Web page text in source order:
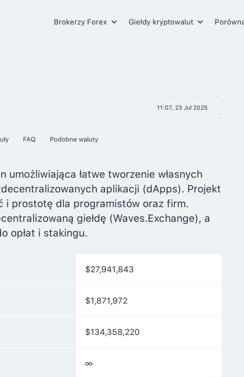
Brokerzy Forex Giełdy kryptowalut
11:07, 23 Jul 2025
FAQ Podobne waluty
umożliwiająca łatwe tworzenie własnych
aplikacji (dApps). Projekt
i prostotę dla programistów oraz firm.
giełdę (Waves.Exchange), a
opłat i stakingu.
$27,941,843
$1,871,972
$134,358,220
∞